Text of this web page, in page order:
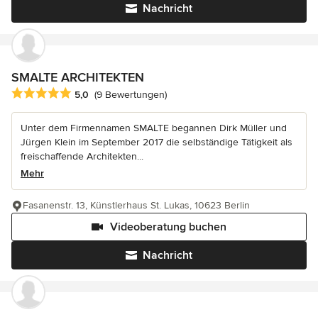
Nachricht
SMALTE ARCHITEKTEN
Durchschnittliche Bewertung: 5 von 5 Sternen
5,0 (9 Bewertungen)
Unter dem Firmennamen SMALTE begannen Dirk Müller und
Jürgen Klein im September 2017 die selbständige Tätigkeit als
freischaffende Architekten...
Mehr
Nachricht
Videoberatung buchen
Fasanenstr. 13, Künstlerhaus St. Lukas, 10623 Berlin